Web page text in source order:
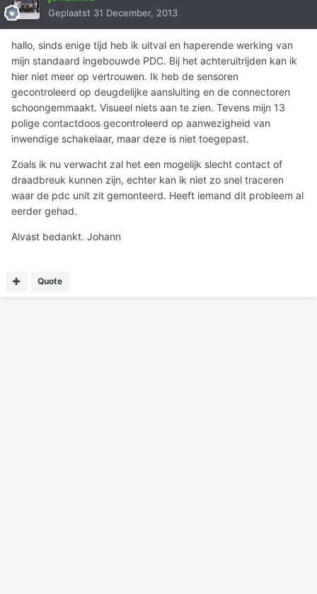
Geplaatst 31 December, 2013
hallo, sinds enige tijd heb ik uitval en haperende werking van
mijn standaard ingebouwde PDC. Bij het achteruitrijden kan ik
hier niet meer op vertrouwen. Ik heb de sensoren
gecontroleerd op deugdelijke aansluiting en de connectoren
schoongemmaakt. Visueel niets aan te zien. Tevens mijn 13
polige contactdoos gecontroleerd op aanwezigheid van
inwendige schakelaar, maar deze is niet toegepast.
Zoals ik nu verwacht zal het een mogelijk slecht contact of
draadbreuk kunnen zijn, echter kan ik niet zo snel traceren
waar de pdc unit zit gemonteerd. Heeft iemand dit probleem al
eerder gehad.
Alvast bedankt. Johann
Quote